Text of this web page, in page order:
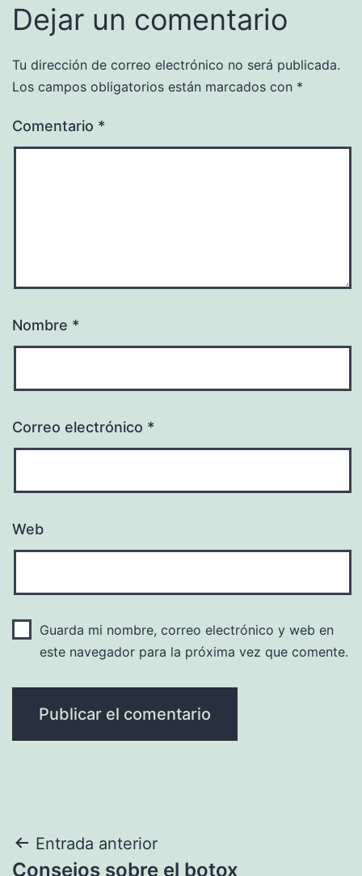
Dejar un comentario
Tu dirección de correo electrónico no será publicada.
Los campos obligatorios están marcados con *
Comentario *
Nombre *
Correo electrónico *
Web
Guarda mi nombre, correo electrónico y web en
este navegador para la próxima vez que comente.
Navegación
Entrada anterior
Consejos sobre el botox